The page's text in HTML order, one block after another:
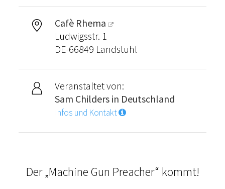
Cafè Rhema
Ludwigsstr. 1
DE-66849 Landstuhl
Veranstaltet von:
Sam Childers in Deutschland
Infos und Kontakt
Der „Machine Gun Preacher“ kommt!